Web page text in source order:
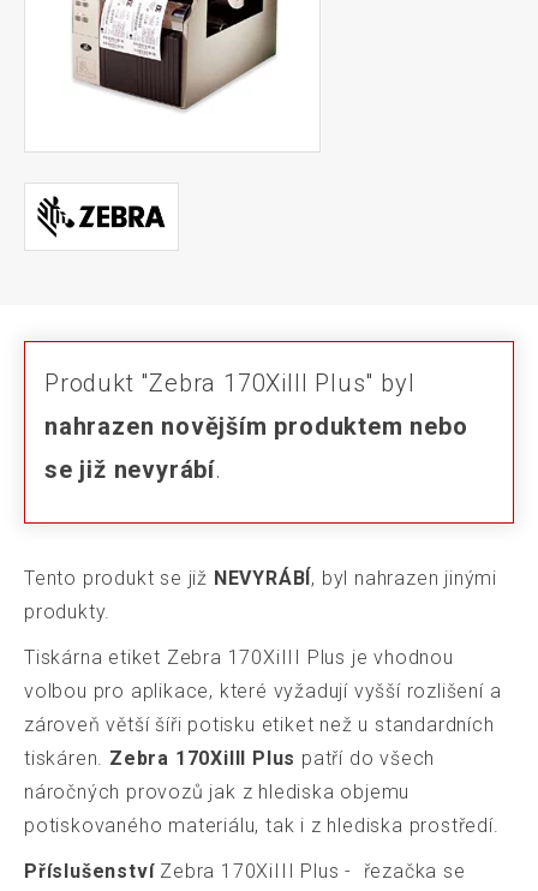
Produkt "Zebra 170XiIII Plus" byl
nahrazen novějším produktem nebo
se již nevyrábí.
Tento produkt se již NEVYRÁBÍ, byl nahrazen jinými
produkty.
Tiskárna etiket Zebra 170XiIII Plus je vhodnou
volbou pro aplikace, které vyžadují vyšší rozlišení a
zároveň větší šíři potisku etiket než u standardních
tiskáren. Zebra 170XiIII Plus patří do všech
náročných provozů jak z hlediska objemu
potiskovaného materiálu, tak i z hlediska prostředí.
PříslušenstvíZebra 170XiIII Plus - řezačka se